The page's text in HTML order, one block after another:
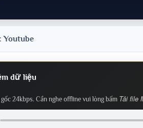
Youtube
dữ liệu
24kbps. Cần nghe offline vui lòng bấm Tải file